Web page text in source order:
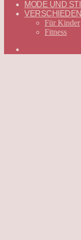
MODE UND
Für Kinder
Fitness